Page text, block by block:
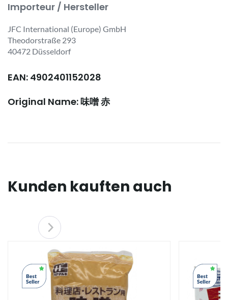
Importeur / Hersteller
JFC International (Europe) GmbH
Theodorstraße 293
40472 Düsseldorf
EAN: 4902401152028
Original Name: 味噌 赤
Kunden kauften auch